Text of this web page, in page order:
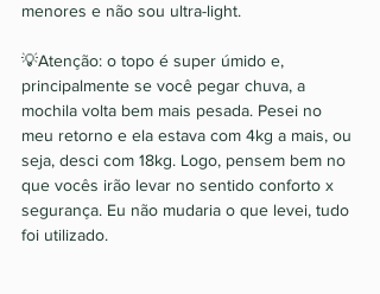
menores e não sou ultra-light.
💡Atenção: o topo é super úmido e,
principalmente se você pegar chuva, a
mochila volta bem mais pesada. Pesei no
meu retorno e ela estava com 4kg a mais, ou
seja, desci com 18kg. Logo, pensem bem no
que vocês irão levar no sentido conforto x
segurança. Eu não mudaria o que levei, tudo
foi utilizado.